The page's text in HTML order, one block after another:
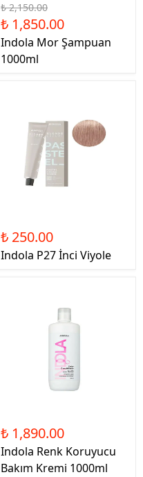
₺ 2,150.00
₺ 1,850.00
Indola Mor Şampuan
1000ml
₺ 250.00
Indola P27 İnci Viyole
₺ 1,890.00
Indola Renk Koruyucu
Bakım Kremi 1000ml